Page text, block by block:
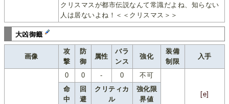
クリスマスが都市伝説なんて常識だよね、知らない
人は居ないよね！＜＜クリスマス＞＞
大凶御籤
画像
攻
撃
防
御
属性
バラ
ンス
強化
装備
制限
入手
0 0 - 0 不可
[e]
命
中
回
避
クリティカ
ル
強化限
界値